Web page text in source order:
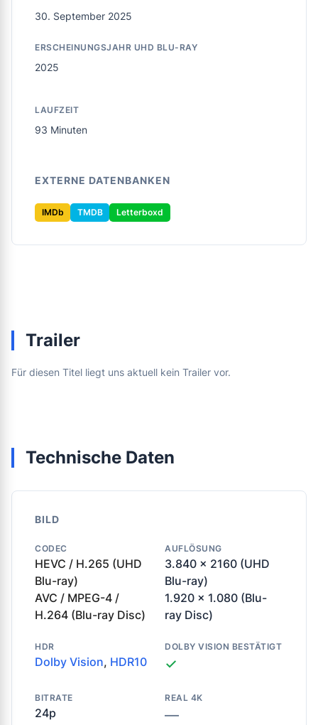
30. September 2025
ERSCHEINUNGSJAHR UHD BLU-RAY
2025
LAUFZEIT
93 Minuten
EXTERNE DATENBANKEN
IMDb TMDB Letterboxd
Trailer
Für diesen Titel liegt uns aktuell kein Trailer vor.
Technische Daten
BILD
CODEC
HEVC / H.265 (UHD
Blu-ray)
AVC / MPEG-4 /
H.264 (Blu-ray Disc)
AUFLÖSUNG
3.840 x 2160 (UHD
Blu-ray)
1.920 x 1.080 (Blu-
ray Disc)
HDR
Dolby Vision, HDR10
DOLBY VISION BESTÄTIGT
✓
BITRATE
24p
REAL 4K
—